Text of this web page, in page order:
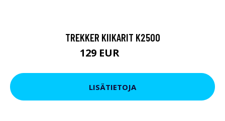
TREKKER KIIKARIT K2500
129 EUR
LISÄTIETOJA